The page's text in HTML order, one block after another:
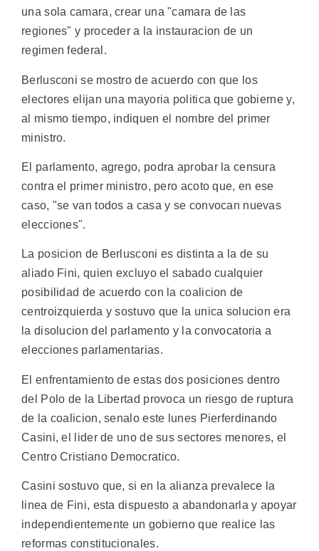
una sola camara, crear una "camara de las
regiones" y proceder a la instauracion de un
regimen federal.
Berlusconi se mostro de acuerdo con que los
electores elijan una mayoria politica que gobierne y,
al mismo tiempo, indiquen el nombre del primer
ministro.
El parlamento, agrego, podra aprobar la censura
contra el primer ministro, pero acoto que, en ese
caso, "se van todos a casa y se convocan nuevas
elecciones".
La posicion de Berlusconi es distinta a la de su
aliado Fini, quien excluyo el sabado cualquier
posibilidad de acuerdo con la coalicion de
centroizquierda y sostuvo que la unica solucion era
la disolucion del parlamento y la convocatoria a
elecciones parlamentarias.
El enfrentamiento de estas dos posiciones dentro
del Polo de la Libertad provoca un riesgo de ruptura
de la coalicion, senalo este lunes Pierferdinando
Casini, el lider de uno de sus sectores menores, el
Centro Cristiano Democratico.
Casini sostuvo que, si en la alianza prevalece la
linea de Fini, esta dispuesto a abandonarla y apoyar
independientemente un gobierno que realice las
reformas constitucionales.